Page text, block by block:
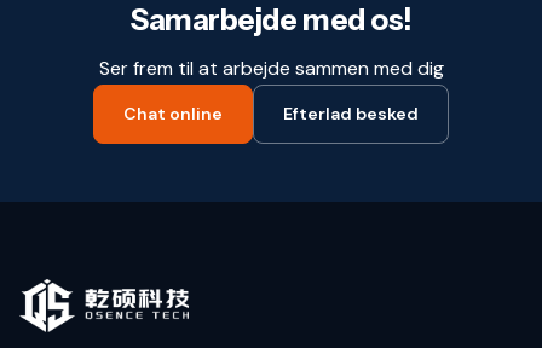
Samarbejde med os!
Ser frem til at arbejde sammen med dig
Chat online Efterlad besked